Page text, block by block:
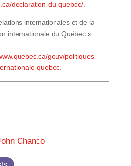
declaration-du-quebec/.
internationales et de la
internationale du Québec ».
gouv/politiques-
quebec.
Chanco